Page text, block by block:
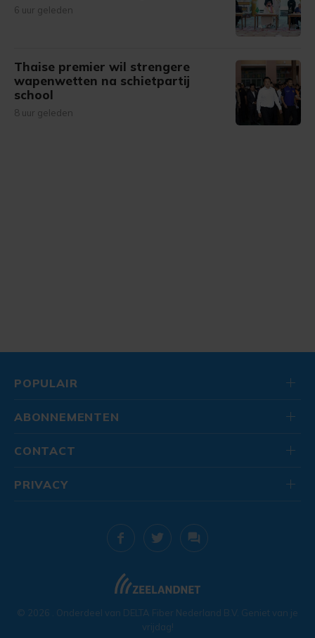
6 uur geleden
Thaise premier wil strengere
wapenwetten na schietpartij
school
8 uur geleden
POPULAIR
ABONNEMENTEN
CONTACT
© 2026 . Onderdeel van DELTA Fiber Nederland B.V. Geniet van je
vrijdag!
PRIVACY